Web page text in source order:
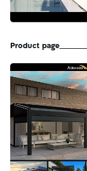
Product page